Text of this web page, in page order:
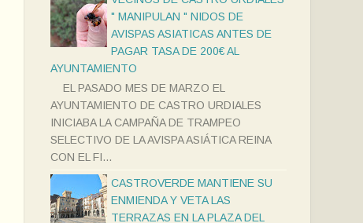
" MANIPULAN " NIDOS DE
AVISPAS ASIATICAS ANTES DE
PAGAR TASA DE 200€ AL
AYUNTAMIENTO
EL PASADO MES DE MARZO EL
AYUNTAMIENTO DE CASTRO URDIALES
INICIABA LA CAMPAÑA DE TRAMPEO
SELECTIVO DE LA AVISPA ASIÁTICA REINA
CON EL FI...
CASTROVERDE MANTIENE SU
ENMIENDA Y VETA LAS
TERRAZAS EN LA PLAZA DEL